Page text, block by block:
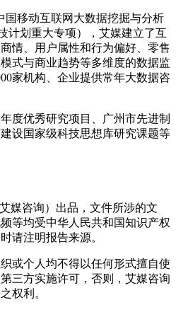
国移动互联网大数据挖掘与分析
计划重大专项），艾媒建立了互
情、用户属性和行为偏好、零售
式与商业趋势等多维度的数据监
家机构、企业提供常年大数据咨
度优秀研究项目、广州市先进制
设国家级科技思想库研究课题等
媒咨询）出品，文件所涉的文
等均受中华人民共和国知识产权
请注明报告来源。
或个人均不得以任何形式擅自使
三方实施许可，否则，艾媒咨询
权利。